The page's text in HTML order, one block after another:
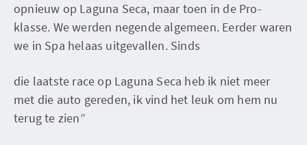
opnieuw op Laguna Seca, maar toen in de Pro-
klasse. We werden negende algemeen. Eerder waren
we in Spa helaas uitgevallen. Sinds
die laatste race op Laguna Seca heb ik niet meer
met die auto gereden, ik vind het leuk om hem nu
terug te zien”